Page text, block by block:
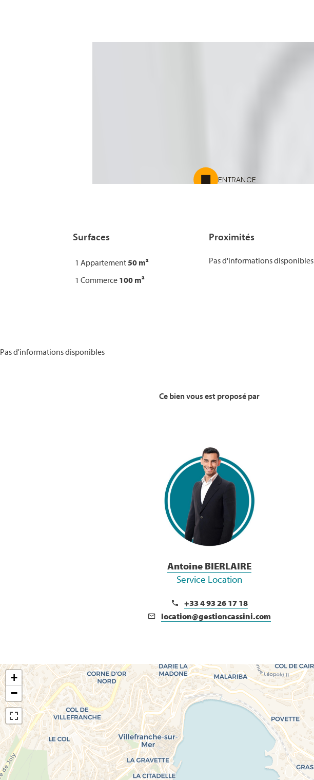
Surfaces
1 Appartement50 m²
1 Commerce 100 m²
Proximités
Pas d'informations disponibles
Pas d'informations disponibles
Ce bien vous est proposé par
Voir la Bio
Antoine BIERLAIRE
Service Location
+33 4 93 26 17 18
location@gestioncassini.com
+
−